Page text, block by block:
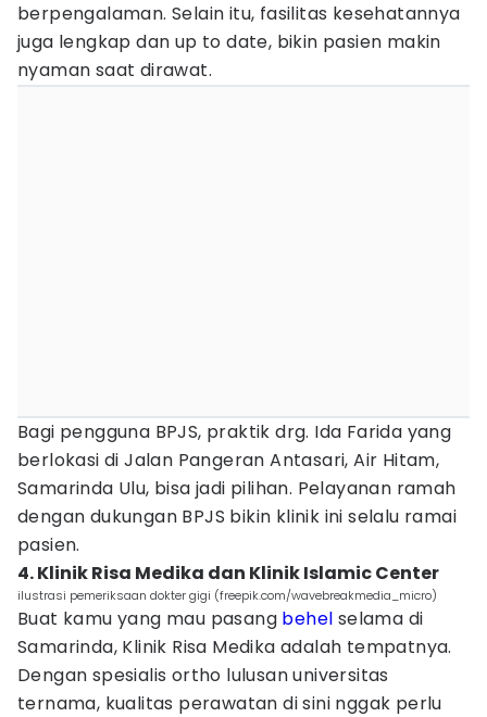
berpengalaman. Selain itu, fasilitas kesehatannya
juga lengkap dan up to date, bikin pasien makin
nyaman saat dirawat.
Bagi pengguna BPJS, praktik drg. Ida Farida yang
berlokasi di Jalan Pangeran Antasari, Air Hitam,
Samarinda Ulu, bisa jadi pilihan. Pelayanan ramah
dengan dukungan BPJS bikin klinik ini selalu ramai
pasien.
4. Klinik Risa Medika dan Klinik Islamic Center
ilustrasi pemeriksaan dokter gigi (freepik.com/wavebreakmedia_micro)
Buat kamu yang mau pasang behel selama di
Samarinda, Klinik Risa Medika adalah tempatnya.
Dengan spesialis ortho lulusan universitas
ternama, kualitas perawatan di sini nggak perlu